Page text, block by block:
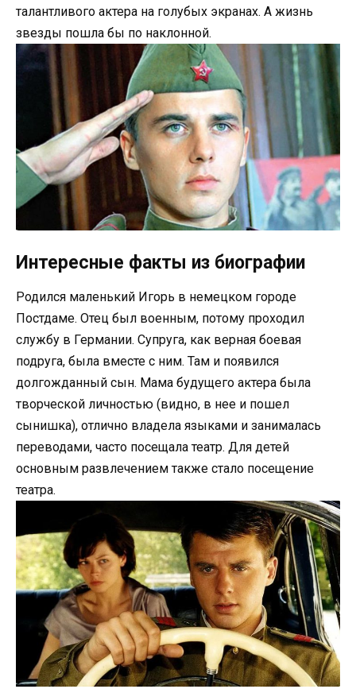
талантливого актера на голубых экранах. А жизнь
звезды пошла бы по наклонной.
Интересные факты из биографии
Родился маленький Игорь в немецком городе
Постдаме. Отец был военным, потому проходил
службу в Германии. Супруга, как верная боевая
подруга, была вместе с ним. Там и появился
долгожданный сын. Мама будущего актера была
творческой личностью (видно, в нее и пошел
сынишка), отлично владела языками и занималась
переводами, часто посещала театр. Для детей
основным развлечением также стало посещение
театра.